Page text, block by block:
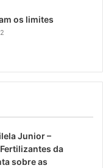
os limites
Junior –
da
sobre as